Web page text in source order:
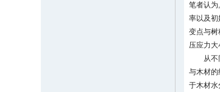
笔者认
率以及
变点与
压应力大
从
与木材的
于木材